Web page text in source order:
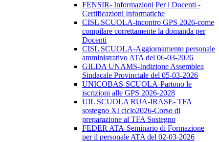
FENSIR- Informazioni Per i Docenti -
Certificazioni Informatiche
CISL SCUOLA-incontro GPS 2026-come
compilare correttamente la domanda per
Docenti
CISL SCUOLA-Aggiornamento personale
amministrativo ATA del 06-03-2026
GILDA UNAMS-Indizione Assemblea
Sindacale Provinciale del 05-03-2026
UNICOBAS-SCUOLA-Partono le
iscrizioni alle GPS 2026-2028
UIL SCUOLA RUA-IRASE- TFA
sostegno XI ciclo2026-Corso di
preparazione al TFA Sostegno
FEDER ATA-Seminario di Formazione
per il personale ATA del 02-03-2026